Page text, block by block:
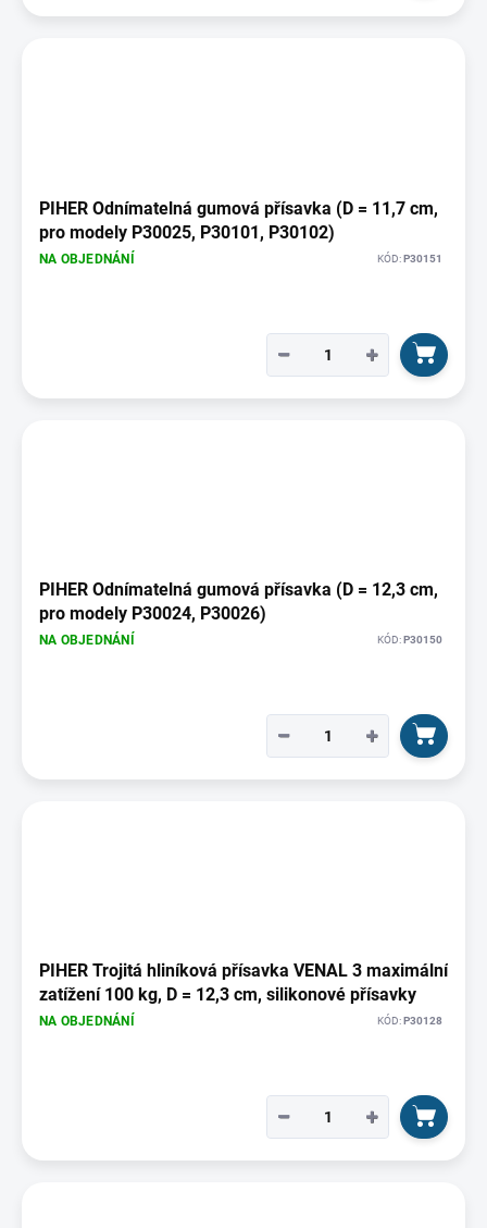
PIHER Odnímatelná gumová přísavka (D = 11,7 cm,
pro modely P30025, P30101, P30102)
NA OBJEDNÁNÍ KÓD:P30151
+
−
PIHER Odnímatelná gumová přísavka (D = 12,3 cm,
pro modely P30024, P30026)
NA OBJEDNÁNÍ KÓD:P30150
+
−
PIHER Trojitá hliníková přísavka VENAL 3 maximální
zatížení 100 kg, D = 12,3 cm, silikonové přísavky
NA OBJEDNÁNÍ KÓD:P30128
+
−